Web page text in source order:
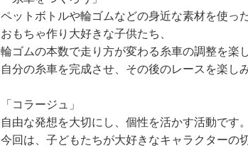
ペットボトルや輪ゴムなどの身近な素材を使っ
おもちゃ作り大好きな子供たち、
輪ゴムの本数で走り方が変わる糸車の調整を楽
自分の糸車を完成させ、その後のレースを楽し
「コラージュ」
自由な発想を大切にし、個性を活かす活動です。
今回は、子どもたちが大好きなキャラクターの